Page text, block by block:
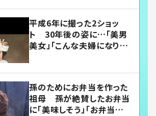
平成6年に撮った2ショッ
ト 30年後の姿に…「美男
美女」「こんな夫婦になりた
孫のためにお弁当を作った
祖母 孫が絶賛したお弁当
に「美味しそう」「お弁当すご